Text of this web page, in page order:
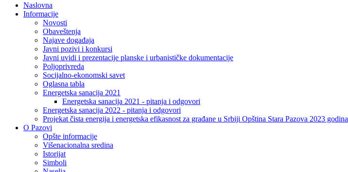
Naslovna
Informacije
Novosti
Obaveštenja
Najave događaja
Javni pozivi i konkursi
Javni uvidi i prezentacije planske i urbanističke dokumentacije
Poljoprivreda
Socijalno-ekonomski savet
Oglasna tabla
Energetska sanacija 2021
Energetska sanacija 2021 - pitanja i odgovori
Energetska sanacija 2022 - pitanja i odgovori
Projekat čista energija i energetska efikasnost za građane u Srbiji Opština Stara Pazova 2023 godina
O Pazovi
Opšte informacije
Višenacionalna sredina
Istorijat
Simboli